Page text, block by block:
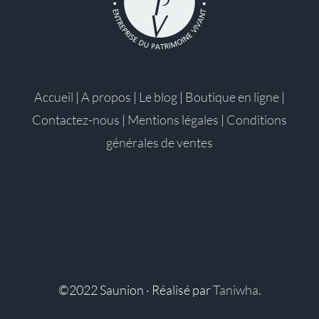
Accueil | A propos | Le blog | Boutique en ligne |
Contactez-nous | Mentions légales | Conditions
générales de ventes
©2022 Saunion · Réalisé parTaniwha.